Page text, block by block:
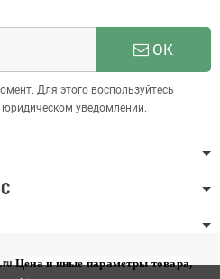
ОК
Для этого воспользуйтесь
уведомлении.
Цена и иные параметры товара,